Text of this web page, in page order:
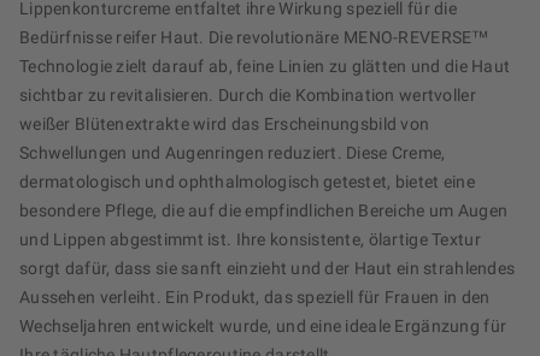
Lippenkonturcreme entfaltet ihre Wirkung speziell für die
Bedürfnisse reifer Haut. Die revolutionäre MENO-REVERSE™
Technologie zielt darauf ab, feine Linien zu glätten und die Haut
sichtbar zu revitalisieren. Durch die Kombination wertvoller
weißer Blütenextrakte wird das Erscheinungsbild von
Schwellungen und Augenringen reduziert. Diese Creme,
dermatologisch und ophthalmologisch getestet, bietet eine
besondere Pflege, die auf die empfindlichen Bereiche um Augen
und Lippen abgestimmt ist. Ihre konsistente, ölartige Textur
sorgt dafür, dass sie sanft einzieht und der Haut ein strahlendes
Aussehen verleiht. Ein Produkt, das speziell für Frauen in den
Wechseljahren entwickelt wurde, und eine ideale Ergänzung für